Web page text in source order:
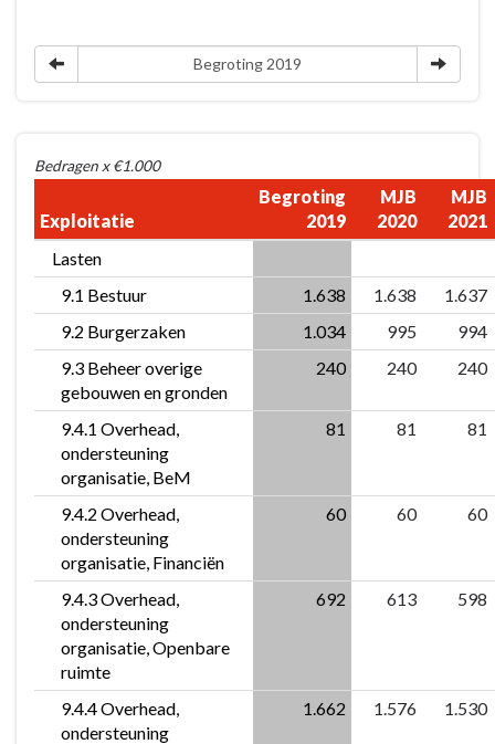
Begroting 2019
Bedragen x €1.000
Exploitatie
Begroting
2019
MJB
2020
MJB
2021
Lasten
9.1 Bestuur
1.638 1.638
1.637
9.2 Burgerzaken
1.034 995
994
9.3 Beheer overige
gebouwen en gronden
240 240 240
9.4.1 Overhead,
ondersteuning
organisatie, BeM
81 81 81
9.4.2 Overhead,
ondersteuning
organisatie, Financiën
60 60 60
9.4.3 Overhead,
ondersteuning
organisatie, Openbare
ruimte
692 613 598
9.4.4 Overhead,
ondersteuning
1.662 1.576 1.530